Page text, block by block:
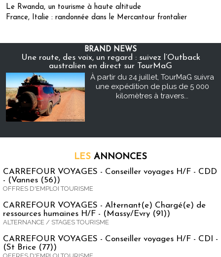
Le Rwanda, un tourisme à haute altitude
France, Italie : randonnée dans le Mercantour frontalier
BRAND NEWS
Une route, des voix, un regard : suivez l’Outback
australien en direct sur TourMaG
À partir du 24 juillet, TourMaG suivra
une expédition de plus de 5 000
kilomètres à travers...
LES ANNONCES
CARREFOUR VOYAGES - Conseiller voyages H/F - CDD
- (Vannes (56))
OFFRES D'EMPLOI TOURISME
CARREFOUR VOYAGES - Alternant(e) Chargé(e) de
ressources humaines H/F - (Massy/Evry (91))
ALTERNANCE / STAGES TOURISME
CARREFOUR VOYAGES - Conseiller voyages H/F - CDI -
(St Brice (77))